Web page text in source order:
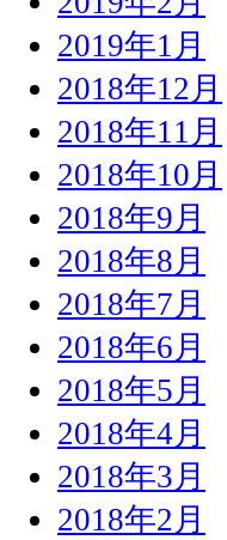
2019年1月
2018年12月
2018年11月
2018年10月
2018年9月
2018年8月
2018年7月
2018年6月
2018年5月
2018年4月
2018年3月
2018年2月